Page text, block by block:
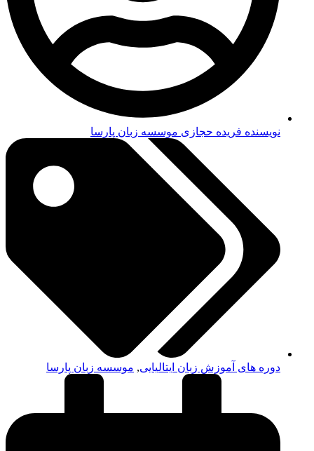
نویسنده فریده حجازی موسسه زبان پارسا
دوره های آموزش زبان ایتالیایی, موسسه زبان پارسا